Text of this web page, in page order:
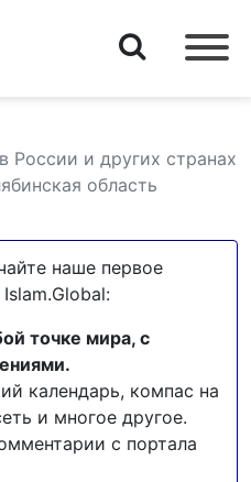
России и других странах
область
наше первое
точке мира, с
календарь, компас на
и многое другое.
с портала